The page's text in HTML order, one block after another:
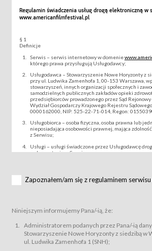
Regulamin świadczenia usług drogą elektroniczną w
www.americanfilmfestival.pl
§ 1
Definicje
Serwis – serwis internetowy w domenie
którego prawa przysługują Usługodawcy;
Usługodawca – Stowarzyszenie Nowe Horyzonty z
przy ul. Ludwika Zamenhofa 1, 00-153 Warszawa,
stowarzyszeń, innych organizacji społecznych i
samodzielnych publicznych zakładów opieki
przedsiębiorców prowadzonego przez Sąd Rejonowy
Wydział Gospodarczy Krajowego Rejestru
0000162000, NIP: 525-22-71-014, Regon:
Usługobiorca – osoba fizyczna, osoba prawna lub
nieposiadająca osobowości prawnej, mająca
z Serwisu;
Usługi – usługi świadczone przez Usługodawcę
wykorzystaniem Serwisu;
za pośrednictwem Serwisu;
podmiotom z branży mediów i filmowej
Bilety – wybrane dokumenty potwierdzające
Usługodawcą i uprawniające do wzięcia udziału w
przewidziane przez Usługodawcę dla danego
do uczestnictwa w wielu albo w pojedynczych
Zapoznałem/am się z regulaminem
Niniejszym informujemy Pana/-ią, że:
Administratorem podanych przez Pana/-ią
Stowarzyszenie Nowe Horyzonty z siedzibą w
ul. Ludwika Zamenhofa 1 (SNH);